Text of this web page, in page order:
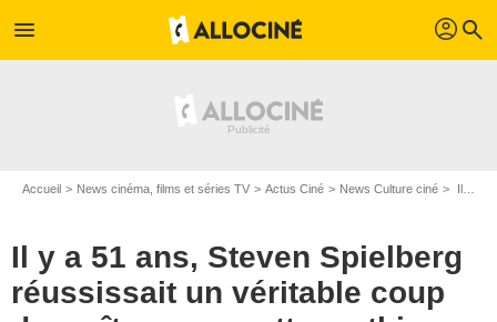
menu profil search
Accueil News cinéma, films et séries TV Actus Ciné News Culture ciné Il y a 51 ans, Steven Spielberg réussissait un véritable coup de maître avec cette mythique scène d'ouverture restée dans toutes les mémoires
Il y a 51 ans, Steven Spielberg
réussissait un véritable coup